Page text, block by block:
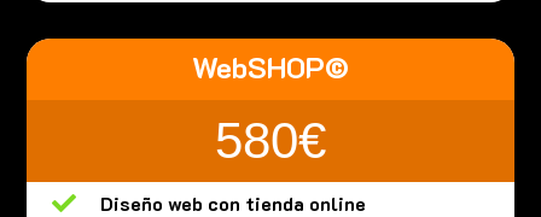
WebSHOP©
580€

Diseño web con tienda online